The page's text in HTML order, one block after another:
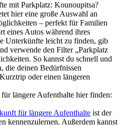
mit Parkplatz: Kounoupitsa?
hier eine große Auswahl an
– perfekt für Familien
eines Autos während ihres
Unterkünfte leicht zu finden, gib
verwende den Filter „Parkplatz
So kannst du schnell und
die deinen Bedürfnissen
oder einen längeren
längere Aufenthalte hier finden:
für längere Aufenthalte ist der
kennenzulernen. Außerdem kannst